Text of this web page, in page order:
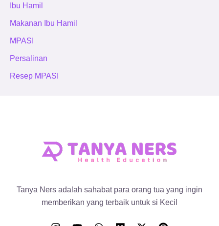
Ibu Hamil
Makanan Ibu Hamil
MPASI
Persalinan
Resep MPASI
Tanya Ners adalah sahabat para orang tua yang ingin
memberikan yang terbaik untuk si Kecil